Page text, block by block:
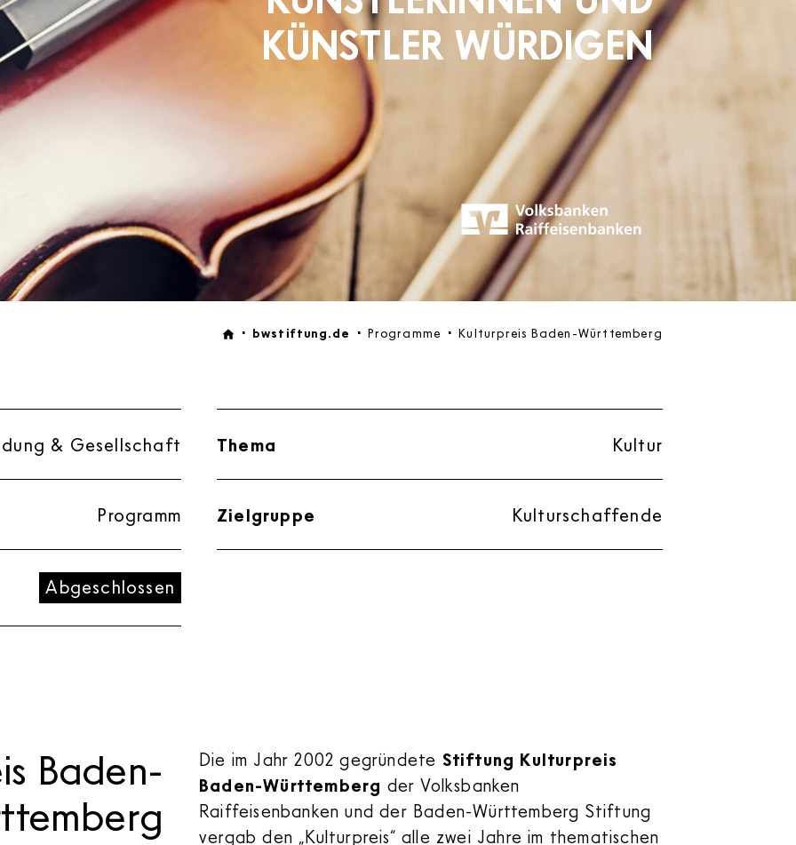
KÜNSTLER WÜRDIGEN
bwstiftung.de Programme Kulturpreis Baden-Württemberg
& Gesellschaft Thema Kultur
Programm Zielgruppe Kulturschaffende
Abgeschlossen
Baden-
Die im Jahr 2002 gegründete Stiftung Kulturpreis
Baden-Württemberg der Volksbanken
Raiffeisenbanken und der Baden-Württemberg Stiftung
vergab den „Kulturpreis“ alle zwei Jahre im thematischen